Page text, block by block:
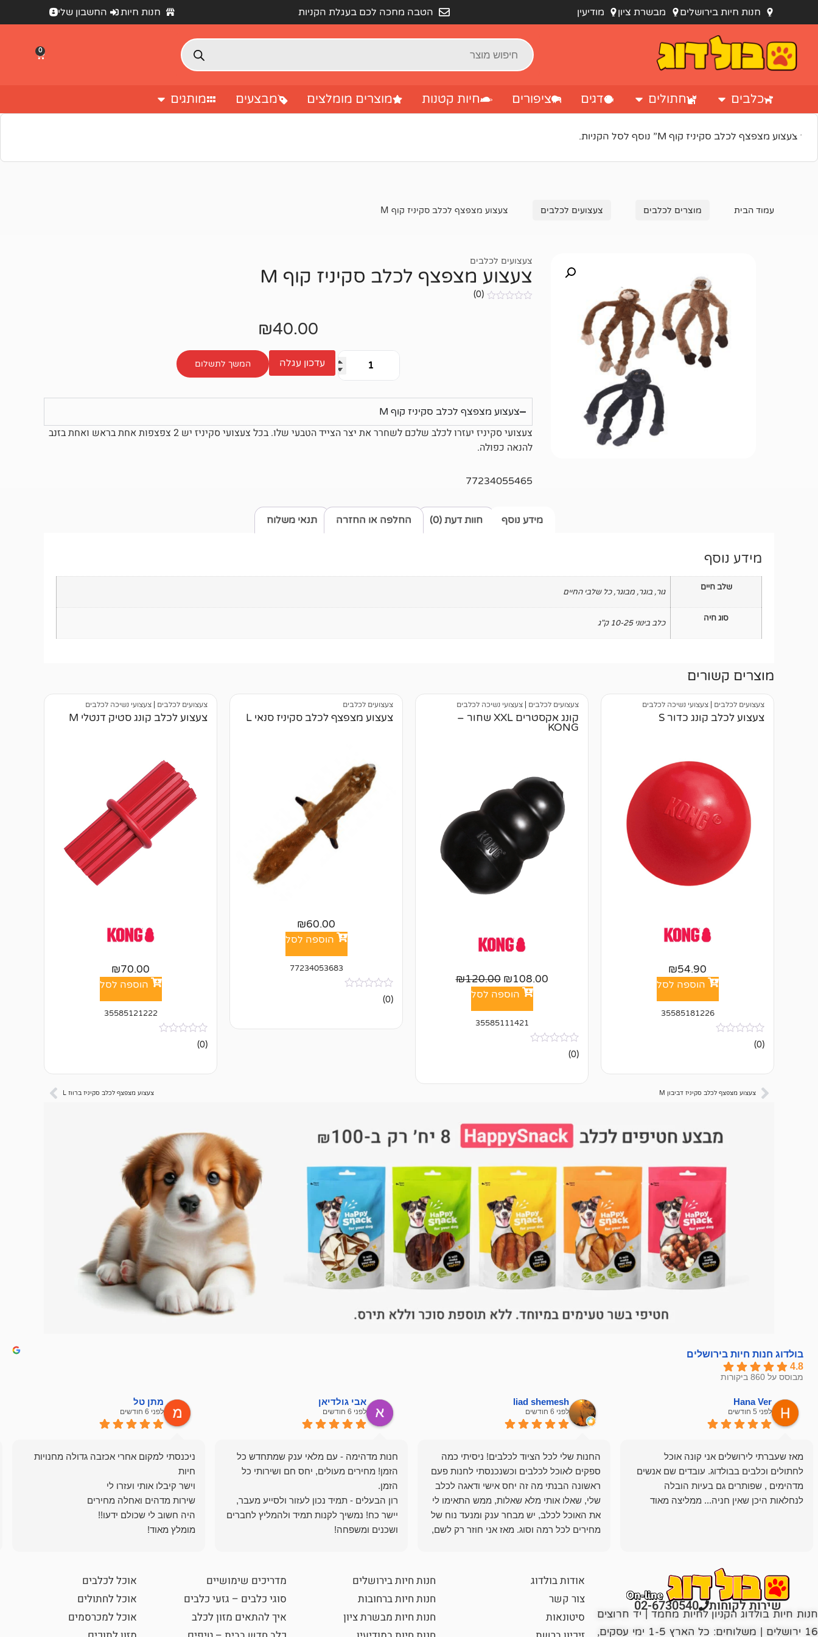
חנות חיות בירושלים מבשרת ציון מודיעין הטבה מחכה לכם בעגלת הקניות חנות חיות החשבון שלי
0
כלבים חתולים דגים ציפורים חיות קטנות מוצרים מומלצים מבצעים מותגים
“צעצוע מצפצף לכלב סקיניז קוף M” נוסף לסל הקניות.
עמוד הבית מוצרים לכלבים צעצועים לכלבים צעצוע מצפצף לכלב סקיניז קוף M
צעצועים לכלבים
צעצוע מצפצף לכלב סקיניז קוף M
(0)
₪40.00
עדכון עגלה המשך לתשלום
צעצוע מצפצף לכלב סקיניז קוף M
צעצועי סקיניז יעזרו לכלב שלכם לשחרר את יצר הצייד הטבעי שלו. בכל צעצועי סקיניז יש 2 צפצפות אחת בראש ואחת בזנב
להנאה כפולה.
77234055465
מידע נוסף תנאי משלוח חוות דעת (0) החלפה או החזרה
מידע נוסף
שלב חיים גור, בוגר, מבוגר,כל שלבי החיים
סוג חיה כלב בינוני 10-25 ק"ג
מוצרים קשורים
צעצועים לכלבים צעצועי נשיכה לכלבים
צעצוע לכלב קונג כדור S
₪54.90
הוספה לסל
35585181226
אין
ביקורות
(0)
צעצועים לכלבים צעצועי נשיכה לכלבים
קונג אקסטרים XXL שחור –
KONG
₪108.00
₪120.00
הוספה לסל
35585111421
אין
ביקורות
(0)
צעצועים לכלבים
צעצוע מצפצף לכלב סקיניז סנאי L
₪60.00
הוספה לסל
77234053683
אין
ביקורות
(0)
צעצועים לכלבים צעצועי נשיכה לכלבים
צעצוע לכלב קונג סטיק דנטלי M
₪70.00
הוספה לסל
35585121222
אין
ביקורות
(0)
צעצוע מצפצף לכלב סקיניז דביבון M צעצוע מצפצף לכלב סקיניז ברווז L
בולדוג חנות חיות בירושלים
4.8
מבוסס על 860 ביקורות
Hana Ver
לפני 5 חודשים
מאז שעברתי לירושלים אני קונה אוכל
לחתולים וכלבים בבולדוג. עובדים שם אנשים
מדהימים , שפותרים גם בעיות הובלה
לנחלאות היכן שאין חניה... ממליצה מאוד
liad shemesh
לפני 6 חודשים
החנות שלי לכל הציוד לכלבים! ניסיתי כמה
ספקים לאוכל לכלבים וכשנכנסתי לחנות פעם
ראשונה הבנתי מה זה יחס אישי ודאגה לכלב
שלי, שאלו אותי מלא שאלות, ממש התאימו לי
את האוכל לכלב, יש מבחר ענק ומנעד נוח של
מחירים לכל רמה וסוג. מאז אני חוזר רק לשם,
אבי גולדיאן
לפני 6 חודשים
חנות מדהימה - עם מלאי ענק שמתחדש כל
הזמן! מחירים מעולים, יחס חם ושירותי כל
רון הבעלים - תמיד נכון לעזור ולסייע מעבר,
יישר כח! נמשיך לקנות תמיד ולהמליץ לחברים
ושכנים ומשפחה!
מתן טל
לפני 6 חודשים
ניכנסתי למקום אחרי אכזבה גדולה מחנויות
מומלץ מאוד!
שירות לקוחות 02-6730540
חנות חיות בולדוג הקניון לחיות מחמד | יד חרוצים
16 ירושלים | משלוחים: כל הארץ 1-5 ימי עסקים,
אודות בולדוג
צור קשר
סיטונאות
חנות חיות בירושלים
חנות חיות ברחובות
חנות חיות מבשרת ציון
מדריכים שימושיים
סוגי כלבים – גזעי כלבים
איך להתאים מזון לכלב
אוכל לכלבים
אוכל לחתולים
אוכל למכרסמים